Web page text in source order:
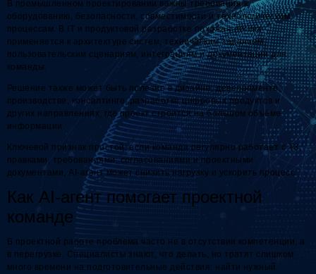
В промышленном проектировании важны требования к
оборудованию, безопасности, совместимости и технологическим
процессам. В IT и продуктовой разработке похожая логика
применяется к архитектуре систем, техническим заданиям,
пользовательским сценариям, интеграциям и документации для
команды.
Решение также может быть полезно в дизайне, девелопменте,
производстве, консалтинге, разработке цифровых продуктов и
других направлениях, где проект строится на большом объёме
информации.
Ключевой признак простой: если команда регулярно работает с ТЗ,
правками, требованиями, согласованиями и проектными
документами, AI-агент может снизить нагрузку и ускорить процесс.
Как AI-агент помогает проектной
команде
В проектной работе проблема часто не в отсутствии компетенции, а
в перегрузке. Специалисты знают, что делать, но тратят слишком
много времени на подготовительные действия: найти нужный